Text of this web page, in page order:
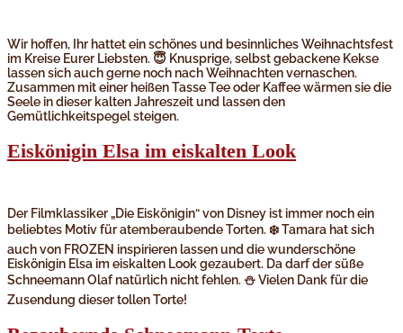
Wir hoffen, Ihr hattet ein schönes und besinnliches Weihnachtsfest
im Kreise Eurer Liebsten. 😇 Knusprige, selbst gebackene Kekse
lassen sich auch gerne noch nach Weihnachten vernaschen.
Zusammen mit einer heißen Tasse Tee oder Kaffee wärmen sie die
Seele in dieser kalten Jahreszeit und lassen den
Gemütlichkeitspegel steigen.
Eiskönigin Elsa im eiskalten Look
Der Filmklassiker „Die Eiskönigin“ von Disney ist immer noch ein
beliebtes Motiv für atemberaubende Torten. ❄️ Tamara hat sich
auch von FROZEN inspirieren lassen und die wunderschöne
Eiskönigin Elsa im eiskalten Look gezaubert. Da darf der süße
Schneemann Olaf natürlich nicht fehlen. ⛄️ Vielen Dank für die
Zusendung dieser tollen Torte!